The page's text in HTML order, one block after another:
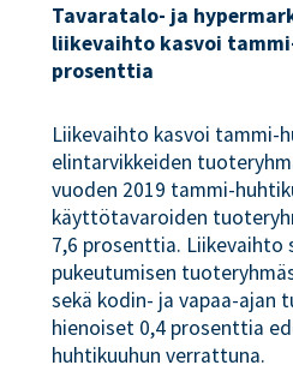
Tavaratalo- ja
liikevaihto kasvoi
prosenttia
Liikevaihto kasvoi tammi-
elintarvikkeiden
vuoden 2019 tammi-
käyttötavaroiden
7,6 prosenttia. Liikevaihto
pukeutumisen
sekä kodin- ja vapaa-ajan
hienoiset 0,4 prosenttia
huhtikuuhun verrattuna.